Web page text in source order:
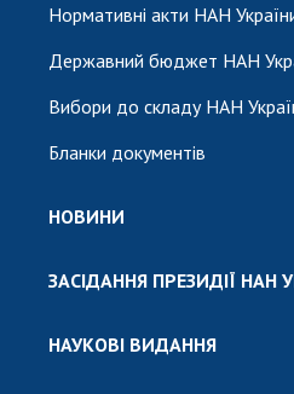
Нормативні акти НАН
Державний бюджет НАН
Вибори до складу НАН
Бланки документів
НОВИНИ
ЗАСІДАННЯ ПРЕЗИДІЇ НАН
НАУКОВІ ВИДАННЯ